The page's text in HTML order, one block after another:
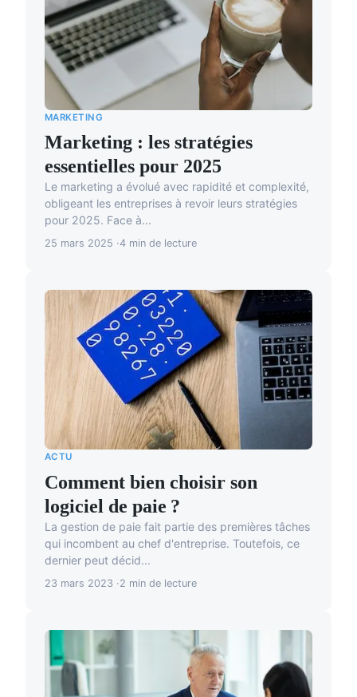
MARKETING
Marketing : les stratégies
essentielles pour 2025
Le marketing a évolué avec rapidité et complexité,
obligeant les entreprises à revoir leurs stratégies
pour 2025. Face à...
25 mars 2025 4 min de lecture
ACTU
Comment bien choisir son
logiciel de paie ?
La gestion de paie fait partie des premières tâches
qui incombent au chef d'entreprise. Toutefois, ce
dernier peut décid...
23 mars 2023 2 min de lecture